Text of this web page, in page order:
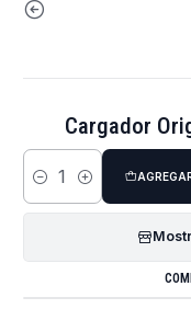
Cargador
Cantidad